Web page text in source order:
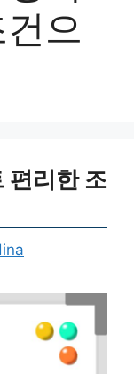
으
편리한 조